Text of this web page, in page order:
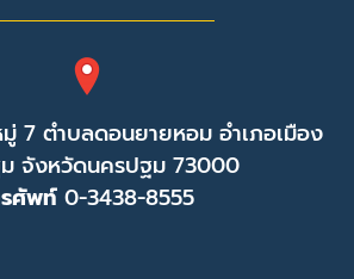
7 ตำบลดอนยายหอม อำเภอเมือง
จังหวัดนครปฐม 73000
ศัพท์ 0-3438-8555